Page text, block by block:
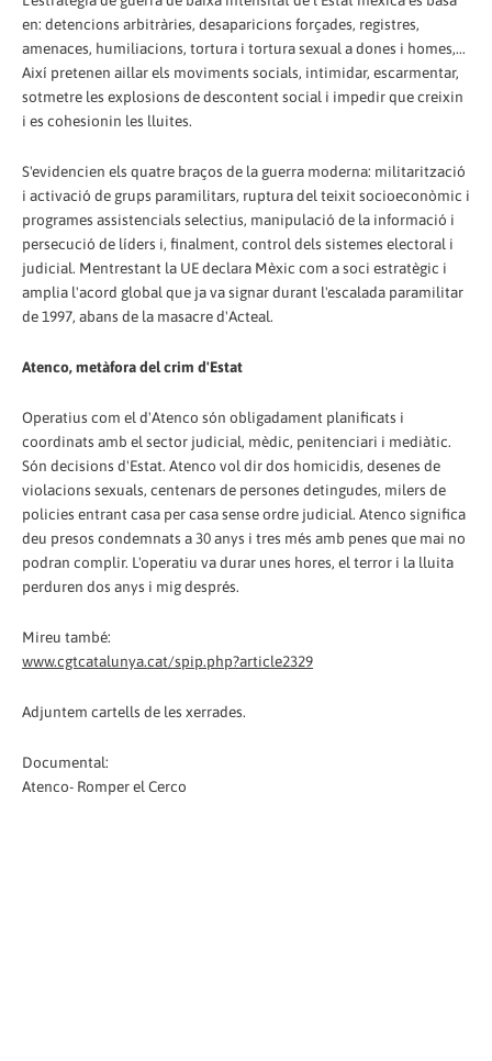
en: detencions arbitràries, desaparicions forçades, registres,
amenaces, humiliacions, tortura i tortura sexual a dones i homes,...
Així pretenen aillar els moviments socials, intimidar, escarmentar,
sotmetre les explosions de descontent social i impedir que creixin
i es cohesionin les lluites.
S'evidencien els quatre braços de la guerra moderna: militarització
i activació de grups paramilitars, ruptura del teixit socioeconòmic i
programes assistencials selectius, manipulació de la informació i
persecució de líders i, finalment, control dels sistemes electoral i
judicial. Mentrestant la UE declara Mèxic com a soci estratègic i
amplia l'acord global que ja va signar durant l'escalada paramilitar
de 1997, abans de la masacre d'Acteal.
Atenco, metàfora del crim d'Estat
Operatius com el d'Atenco són obligadament planificats i
coordinats amb el sector judicial, mèdic, penitenciari i mediàtic.
Són decisions d'Estat. Atenco vol dir dos homicidis, desenes de
violacions sexuals, centenars de persones detingudes, milers de
policies entrant casa per casa sense ordre judicial. Atenco significa
deu presos condemnats a 30 anys i tres més amb penes que mai no
podran complir. L'operatiu va durar unes hores, el terror i la lluita
perduren dos anys i mig després.
Mireu també:
www.cgtcatalunya.cat/spip.php?article2329
Adjuntem cartells de les xerrades.
Documental:
Atenco- Romper el Cerco